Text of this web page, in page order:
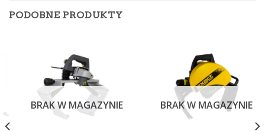
PODOBNE PRODUKTY
BRAK W MAGAZYNIE BRAK W MAGAZYNIE